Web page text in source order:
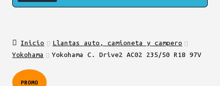
Inicio
Llantas auto, camioneta y campero
Yokohama
Yokohama C. Drive2 AC02 235/50 R18 97V
PROMO